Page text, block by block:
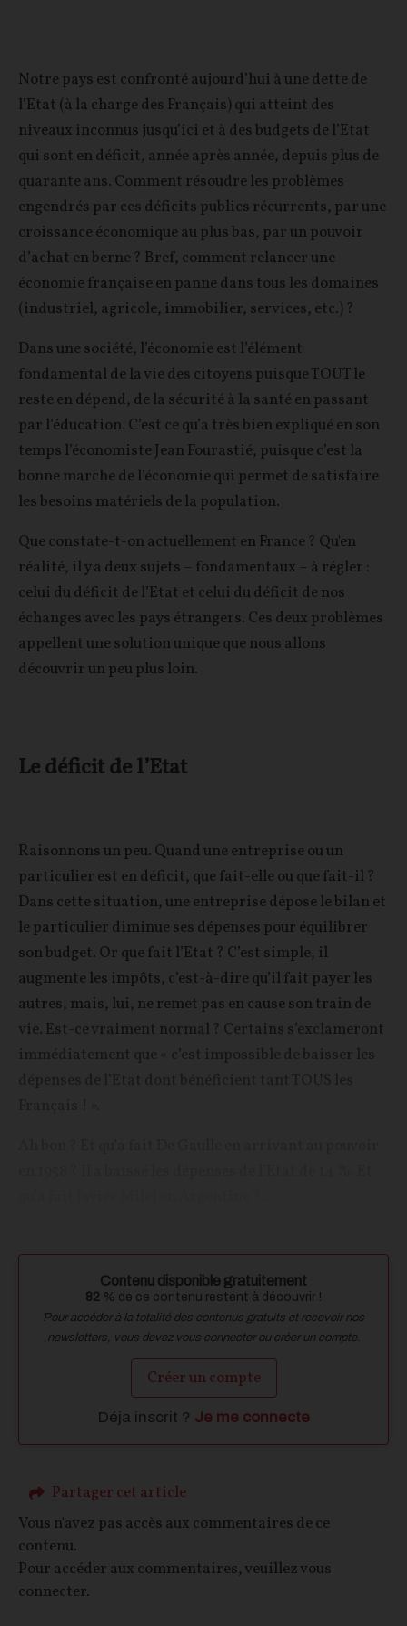
Notre pays est confronté aujourd’hui à une dette de
l’Etat (à la charge des Français) qui atteint des
niveaux inconnus jusqu’ici et à des budgets de l’Etat
qui sont en déficit, année après année, depuis plus de
quarante ans. Comment résoudre les problèmes
engendrés par ces déficits publics récurrents, par une
croissance économique au plus bas, par un pouvoir
d’achat en berne ? Bref, comment relancer une
économie française en panne dans tous les domaines
(industriel, agricole, immobilier, services, etc.) ?
Dans une société, l’économie est l’élément
fondamental de la vie des citoyens puisque TOUT le
reste en dépend, de la sécurité à la santé en passant
par l’éducation. C’est ce qu’a très bien expliqué en son
temps l’économiste Jean Fourastié, puisque c’est la
bonne marche de l’économie qui permet de satisfaire
les besoins matériels de la population.
Que constate-t-on actuellement en France ? Qu'en
réalité, il y a deux sujets – fondamentaux – à régler :
celui du déficit de l’Etat et celui du déficit de nos
échanges avec les pays étrangers. Ces deux problèmes
appellent une solution unique que nous allons
découvrir un peu plus loin.
Le déficit de l’Etat
Raisonnons un peu. Quand une entreprise ou un
particulier est en déficit, que fait-elle ou que fait-il ?
Dans cette situation, une entreprise dépose le bilan et
le particulier diminue ses dépenses pour équilibrer
son budget. Or que fait l’Etat ? C’est simple, il
augmente les impôts, c’est-à-dire qu’il fait payer les
autres, mais, lui, ne remet pas en cause son train de
vie. Est-ce vraiment normal ? Certains s’exclameront
immédiatement que « c’est impossible de baisser les
Contenu disponible gratuitement
82 % de ce contenu restent à découvrir !
Pour accéder à la totalité des contenus gratuits et recevoir nos
newsletters, vous devez vous connecter ou créer un compte.
Créer un compte
Déja inscrit ? Je me connecte
Partager cet article
Vous n'avez pas accès aux commentaires de ce
contenu.
Pour accéder aux commentaires, veuillez vous
connecter.